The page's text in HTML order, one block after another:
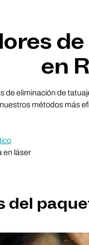
en
de eliminación de
métodos más
en láser
del